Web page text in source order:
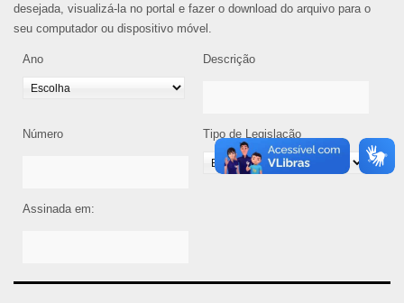
desejada, visualizá-la no portal e fazer o download do arquivo para o
seu computador ou dispositivo móvel.
Ano Descrição
Número Tipo de Legislação
Assinada em: